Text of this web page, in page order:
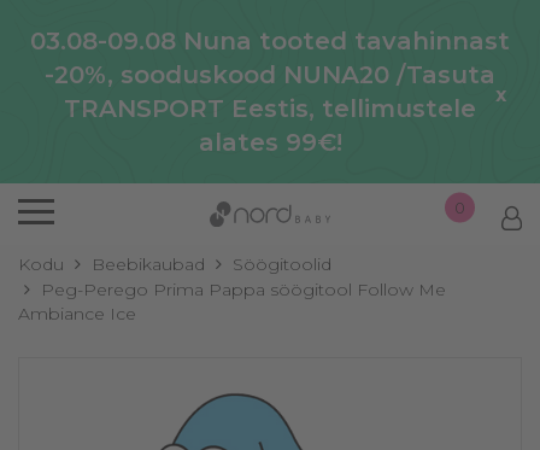
03.08-09.08 Nuna tooted tavahinnast
-20%, sooduskood NUNA20 /Tasuta
TRANSPORT Eestis, tellimustele
alates 99€!
x
0
Kodu Beebikaubad
Söögitoolid
Peg-Perego Prima Pappa söögitool Follow Me
Ambiance Ice